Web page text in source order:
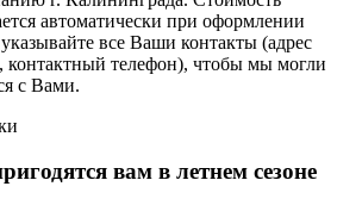
автоматически при оформлении
все Ваши контакты (адрес
контактный телефон), чтобы мы могли
с Вами.
вам в летнем сезоне